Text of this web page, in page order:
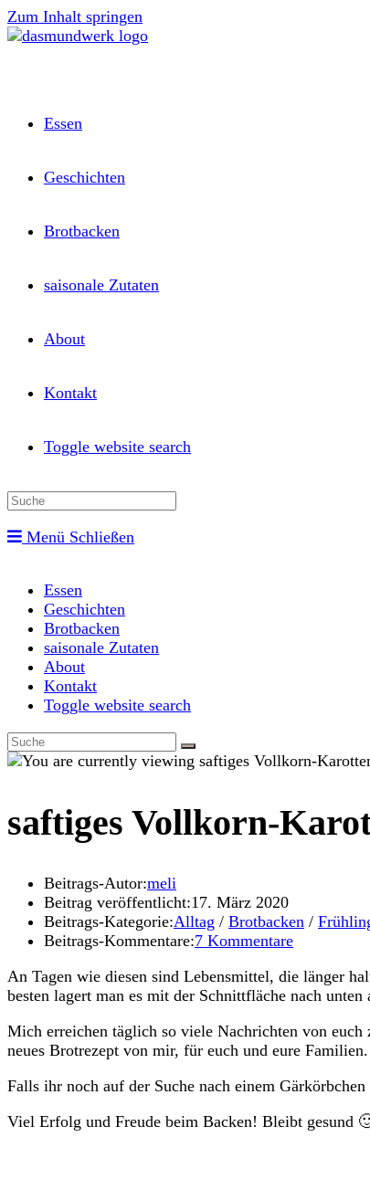
Zum Inhalt springen
Essen
Geschichten
Brotbacken
saisonale Zutaten
About
Kontakt
Toggle website search
Menü Schließen
Essen
Geschichten
Brotbacken
saisonale Zutaten
About
Kontakt
Toggle website search
saftiges Vollkorn-
Beitrags-Autor:meli
Beitrag veröffentlicht:17. März 2020
Beitrags-Kategorie:Alltag / Brotbacken /
Beitrags-Kommentare:7 Kommentare
An Tagen wie diesen sind Lebensmittel, die länger
besten lagert man es mit der Schnittfläche nach
Mich erreichen täglich so viele Nachrichten von
neues Brotrezept von mir, für euch und eure Familien.
Falls ihr noch auf der Suche nach einem
Viel Erfolg und Freude beim Backen! Bleibt gesund